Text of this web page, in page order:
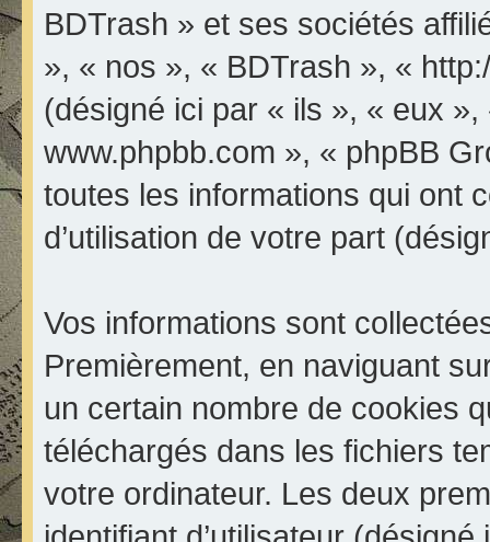
BDTrash » et ses sociétés
», « nos », « BDTrash », «
(désigné ici par « ils », « eux
www.phpbb.com », « phpBB
toutes les informations qui ont
d’utilisation de votre part
Vos informations sont
Premièrement, en naviguant
un certain nombre de cookies
téléchargés dans les fichiers
votre ordinateur. Les deux